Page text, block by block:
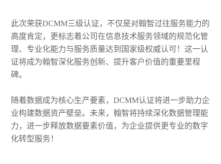
此次荣获DCMM三级认证，不仅是对翰智过往服务能力的
高度肯定，更标志着公司在信息技术服务领域的规范化管
理、专业化能力与服务质量达到国家级权威认可！这一认
证将成为翰智深化服务创新、提升客户价值的重要里程
碑。
随着数据成为核心生产要素，DCMM认证将进一步助力企
业构建数据资产壁垒。未来，翰智将持续深化数据管理能
力，进一步释放数据要素价值，为企业提供更专业的数字
化转型服务！